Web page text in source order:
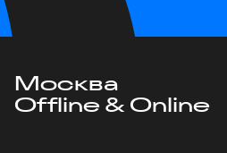
Москва
Offline & Online